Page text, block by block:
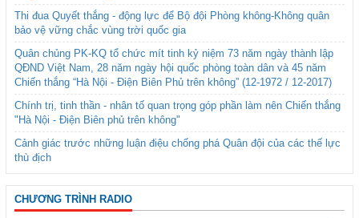
Thi đua Quyết thắng - động lực để Bộ đội Phòng không-Không quân
bảo vệ vững chắc vùng trời quốc gia
Quân chủng PK-KQ tổ chức mít tinh kỷ niệm 73 năm ngày thành lập
QĐND Việt Nam, 28 năm ngày hội quốc phòng toàn dân và 45 năm
Chiến thắng “Hà Nội - Điện Biên Phủ trên không” (12-1972 / 12-2017)
Chính trị, tinh thần - nhân tố quan trọng góp phần làm nên Chiến thắng
"Hà Nội - Điện Biên phủ trên không"
Cảnh giác trước những luận điệu chống phá Quân đội của các thế lực
thù địch
CHƯƠNG TRÌNH RADIO